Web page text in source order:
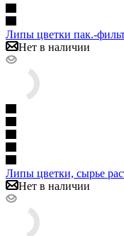
Липы цветки пак.-
Нет в наличии
Липы цветки, сырье
Нет в наличии